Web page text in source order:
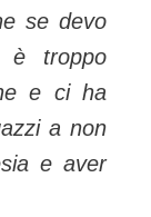
se devo
è troppo
e ci ha
a non
e aver